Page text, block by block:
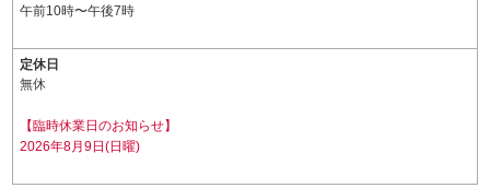
午前10時〜午後7時
定休日
無休
【臨時休業日のお知らせ】
2026年8月9日(日曜)